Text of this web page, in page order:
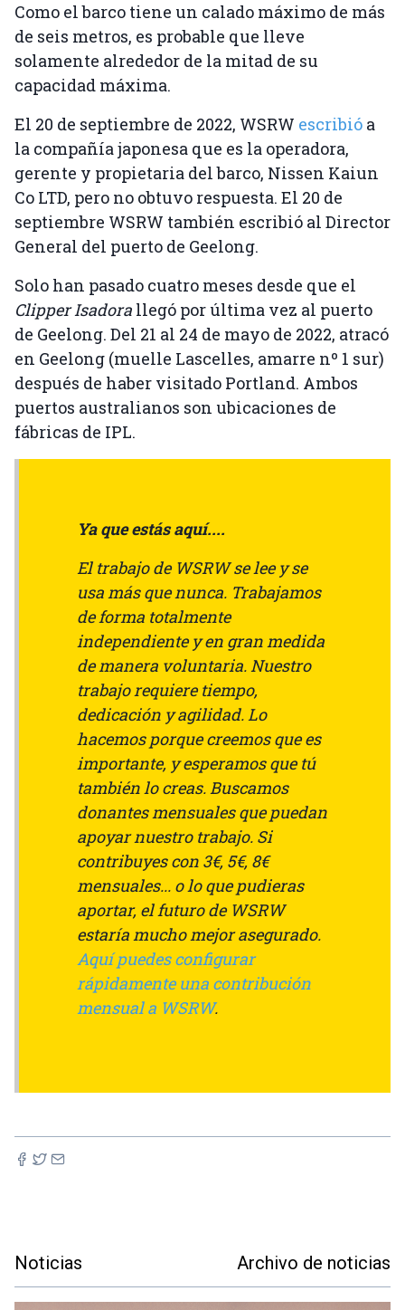
Como el barco tiene un calado máximo de más
de seis metros, es probable que lleve
solamente alrededor de la mitad de su
capacidad máxima.
El 20 de septiembre de 2022, WSRW escribió a
la compañía japonesa que es la operadora,
gerente y propietaria del barco, Nissen Kaiun
Co LTD, pero no obtuvo respuesta. El 20 de
septiembre WSRW también escribió al Director
General del puerto de Geelong.
Solo han pasado cuatro meses desde que el
Clipper Isadora llegó por última vez al puerto
de Geelong. Del 21 al 24 de mayo de 2022, atracó
en Geelong (muelle Lascelles, amarre nº 1 sur)
después de haber visitado Portland. Ambos
puertos australianos son ubicaciones de
fábricas de IPL.
Ya que estás aquí....
El trabajo de WSRW se lee y se
usa más que nunca. Trabajamos
de forma totalmente
independiente y en gran medida
de manera voluntaria. Nuestro
trabajo requiere tiempo,
dedicación y agilidad. Lo
hacemos porque creemos que es
importante, y esperamos que tú
también lo creas. Buscamos
donantes mensuales que puedan
apoyar nuestro trabajo. Si
contribuyes con 3€, 5€, 8€
mensuales... o lo que pudieras
aportar, el futuro de WSRW
estaría mucho mejor asegurado.
Aquí puedes configurar
rápidamente una contribución
mensual a WSRW.
Noticias Archivo de noticias